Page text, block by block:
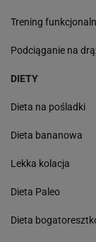
Trening
Podciąganie na
DIETY
Dieta na pośladki
Dieta bananowa
Lekka kolacja
Dieta Paleo
Dieta